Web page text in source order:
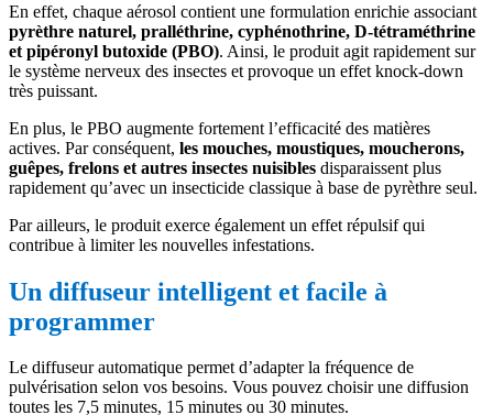
En effet, chaque aérosol contient une formulation enrichie associant
pyrèthre naturel, pralléthrine, cyphénothrine, D-tétraméthrine
et pipéronyl butoxide (PBO). Ainsi, le produit agit rapidement sur
le système nerveux des insectes et provoque un effet knock-down
très puissant.
En plus, le PBO augmente fortement l’efficacité des matières
actives. Par conséquent, les mouches, moustiques, moucherons,
guêpes, frelons et autres insectes nuisibles disparaissent plus
rapidement qu’avec un insecticide classique à base de pyrèthre seul.
Par ailleurs, le produit exerce également un effet répulsif qui
contribue à limiter les nouvelles infestations.
Un diffuseur intelligent et facile à
programmer
Le diffuseur automatique permet d’adapter la fréquence de
pulvérisation selon vos besoins. Vous pouvez choisir une diffusion
toutes les 7,5 minutes, 15 minutes ou 30 minutes.